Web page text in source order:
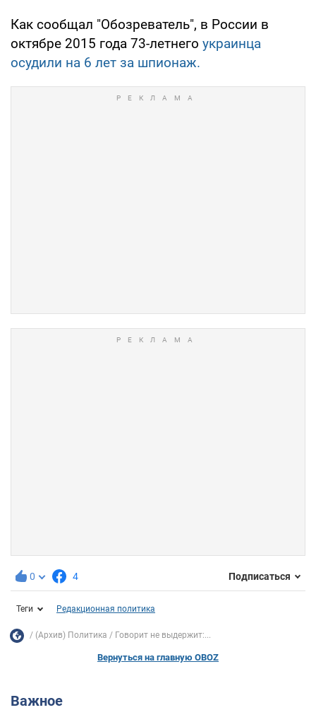
Как сообщал "Обозреватель", в России в
октябре 2015 года 73-летнего украинца
осудили на 6 лет за шпионаж.
0 4 Подписаться
Теги Редакционная политика
(Архив) Политика Говорит не выдержит:...
Вернуться на главную OBOZ
Важное